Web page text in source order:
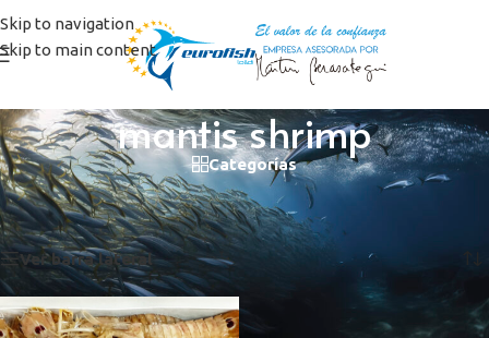
Skip to navigation
Skip to main content
mantis shrimp
Categorías
Inicio/Productos etiquetados “mantis shrimp”
Mostrando el único resultado
Ver barra lateral